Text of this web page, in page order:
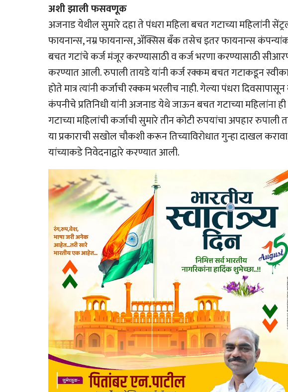
अशी झाली फसवणूक
अजनाड येथील सुमारे दहा ते पंधरा महिला बचत गटाच्या महिलांनी
फायनान्स, नम्र फायनान्स, अ‍ॅक्सिस बँक तसेच इतर फायनान्स
बचत गटांचे कर्ज मंजूर करण्यासाठी व कर्ज भरणा करण्यासाठी
करण्यात आली. रुपाली तायडे यांनी कर्ज रक्कम बचत गटाकडून
होते मात्र त्यांनी कर्जाची रक्कम भरलीच नाही. गेल्या पंधरा
कंपनीचे प्रतिनिधी यांनी अजनाड येथे जाऊन बचत गटाच्या महिलांना
गटाच्या महिलांची कर्जाची सुमारे तीन कोटी रुपयांचा अपहार
या प्रकाराची सखोल चौकशी करून तिच्याविरोधात गुन्हा दाखल
यांच्याकडे निवेदनाद्वारे करण्यात आली.